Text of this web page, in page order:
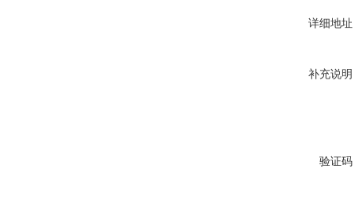
详细地址
补充说明
验证码